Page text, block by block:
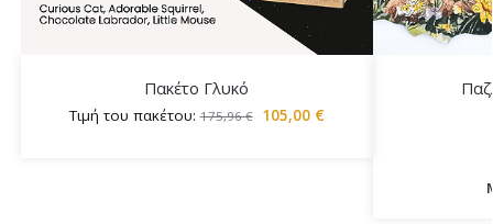
Πακέτο Γλυκό
Τιμή του πακέτου:175,96€ 105,00 €